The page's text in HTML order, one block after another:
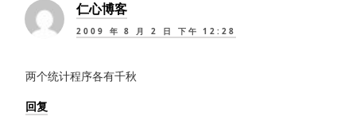
仁心博客
2009 年 8 月 2 日 下午 12:28
两个统计程序各有千秋
回复